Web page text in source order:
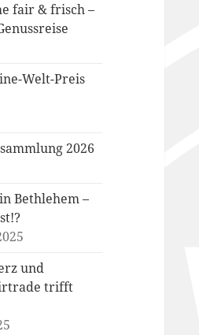
fair & frisch –
Welt-Preis
2026
Bethlehem –
und
trifft